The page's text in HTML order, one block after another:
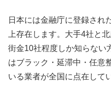
日本には金融庁に登録され
上存在します。大手4社と
街金10社程度しか知らない
はブラック・延滞中・任意
いる業者が全国に点在して